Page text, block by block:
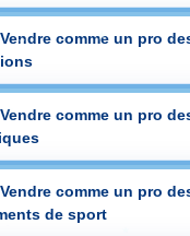
comme un pro
comme un pro
comme un pro
de sport